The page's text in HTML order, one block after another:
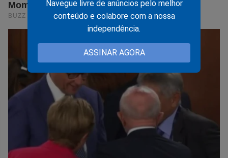
Navegue livre de anúncios pelo melhor
conteúdo e colabore com a nossa
independência.
ASSINAR AGORA